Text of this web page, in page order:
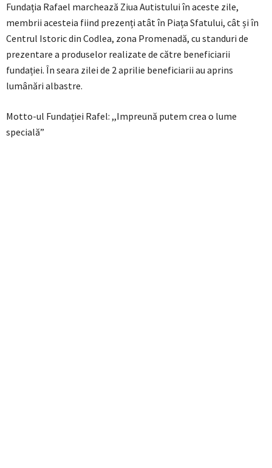
Fundația Rafael marchează Ziua Autistului în aceste zile,
membrii acesteia fiind prezenți atât în Piața Sfatului, cât și în
Centrul Istoric din Codlea, zona Promenadă, cu standuri de
prezentare a produselor realizate de către beneficiarii
fundației. În seara zilei de 2 aprilie beneficiarii au aprins
lumânări albastre.
Motto-ul Fundației Rafel: ,,Impreună putem crea o lume
specială”